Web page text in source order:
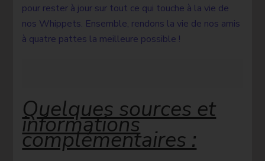
pour rester à jour sur tout ce qui touche à la vie de
nos Whippets. Ensemble, rendons la vie de nos amis
à quatre pattes la meilleure possible !
Quelques sources et
informations
complémentaires :